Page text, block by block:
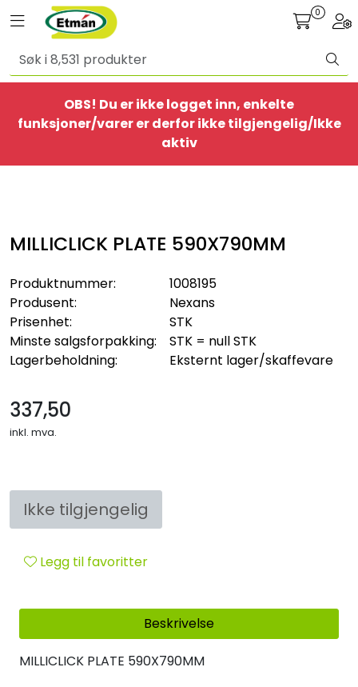
Skip to main content
Toggle navigation 0
OBS! Du er ikke logget inn, enkelte
funksjoner/varer er derfor ikke tilgjengelig/Ikke
aktiv
MILLICLICK PLATE 590X790MM
Produktnummer:
1008195
Produsent:
Nexans
Prisenhet:
STK
Minste salgsforpakking:
STK = null STK
Lagerbeholdning:
Eksternt lager/skaffevare
337,50
inkl. mva.
Ikke tilgjengelig
Legg til favoritter
Beskrivelse
MILLICLICK PLATE 590X790MM
Alle produkter
BestSelgere
Provisorisk
Bolig
Belysning
Sikringsmateriell
Kabler
Outlet